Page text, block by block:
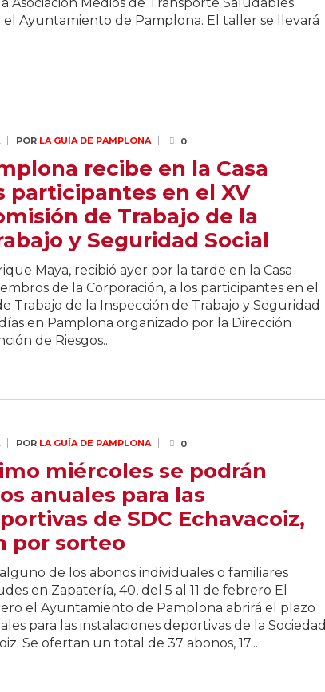
el Ayuntamiento de Pamplona. El taller se llevará
POR LA GUÍA DE PAMPLONA 0
recibe en la Casa
participantes en el XV
de Trabajo de la
y Seguridad Social
Maya, recibió ayer por la tarde en la Casa
de la Corporación, a los participantes en el
Trabajo de la Inspección de Trabajo y Seguridad
en Pamplona organizado por la Dirección
de Riesgos...
POR LA GUÍA DE PAMPLONA 0
miércoles se podrán
anuales para las
de SDC Echavacoiz,
por sorteo
de los abonos individuales o familiares
en Zapatería, 40, del 5 al 11 de febrero El
el Ayuntamiento de Pamplona abrirá el plazo
para las instalaciones deportivas de la Sociedad
Se ofertan un total de 37 abonos, 17...